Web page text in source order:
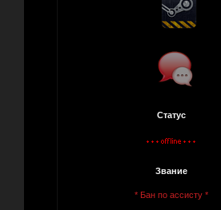
Статус
Звание
* Бан по ассисту *